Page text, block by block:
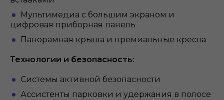
Мультимедиа с большим экраном и
цифровая приборная панель
Панорамная крыша и премиальные кресла
Технологии и безопасность:
Системы активной безопасности
Ассистенты парковки и удержания в полосе